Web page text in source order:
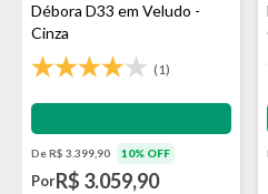
Débora D33 em Veludo -
Cinza
(1)
Impermeabilização - VEDA
De R$ 3.399,90 10% OFF
PorR$ 3.059,90